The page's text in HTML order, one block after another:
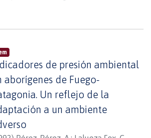
de presión ambiental
aborígenes de Fuego-
Un reflejo de la
a un ambiente